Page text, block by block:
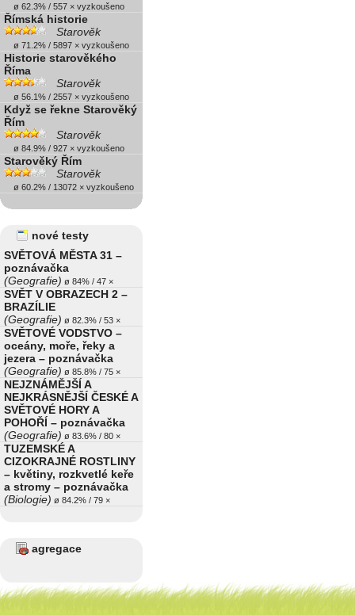
ø 62.3% / 557 × vyzkoušeno
Římská historie
Starověk
ø 71.2% / 5897 × vyzkoušeno
Historie starověkého
Říma
Starověk
ø 56.1% / 2557 × vyzkoušeno
Když se řekne Starověký
Řím
Starověk
ø 84.9% / 927 × vyzkoušeno
Starověký Řím
Starověk
ø 60.2% / 13072 × vyzkoušeno
nové testy
SVĚTOVÁ MĚSTA 31 –
poznávačka
(Geografie) ø 84% / 47 ×
SVĚT V OBRAZECH 2 –
BRAZÍLIE
(Geografie) ø 82.3% / 53 ×
SVĚTOVÉ VODSTVO –
oceány, moře, řeky a
jezera – poznávačka
(Geografie) ø 85.8% / 75 ×
NEJZNÁMĚJŠÍ A
NEJKRÁSNĚJŠÍ ČESKÉ A
SVĚTOVÉ HORY A
POHOŘÍ – poznávačka
(Geografie) ø 83.6% / 80 ×
TUZEMSKÉ A
CIZOKRAJNÉ ROSTLINY
– květiny, rozkvetlé keře
a stromy – poznávačka
(Biologie) ø 84.2% / 79 ×
agregace